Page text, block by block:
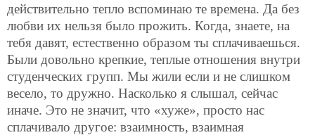
действительно тепло вспоминаю те времена. Да без
любви их нельзя было прожить. Когда, знаете, на
тебя давят, естественно образом ты сплачиваешься.
Были довольно крепкие, теплые отношения внутри
студенческих групп. Мы жили если и не слишком
весело, то дружно. Насколько я слышал, сейчас
иначе. Это не значит, что «хуже», просто нас
сплачивало другое: взаимность, взаимная